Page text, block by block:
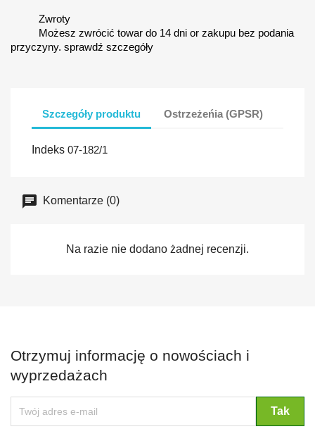
Zwroty
Możesz zwrócić towar do 14 dni or zakupu bez podania
przyczyny. sprawdź szczegóły
Szczegóły produktu Ostrzeżeńia (GPSR)
Indeks 07-182/1
Komentarze (0)
Na razie nie dodano żadnej recenzji.
Otrzymuj informację o nowościach i
wyprzedażach